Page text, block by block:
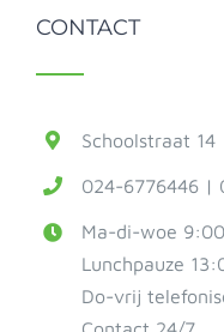
CONTACT
Schoolstraat 14
024-6776446 |
Ma-di-woe
Lunchpauze
Do-vrij